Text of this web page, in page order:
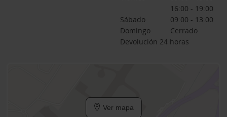
16:00 - 19:00
Sábado
09:00 - 13:00
Domingo
Cerrado
Devolución 24 horas
Ver mapa